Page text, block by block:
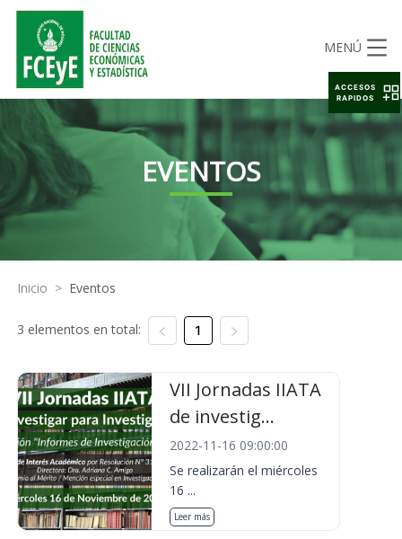
MENÚ
EVENTOS
Inicio > Eventos
3 elementos en total: 1
VII Jornadas IIATA
de investig...
2022-11-16 09:00:00
Se realizarán el miércoles
16 ...
Leer más
ACCESOS
RAPIDOS